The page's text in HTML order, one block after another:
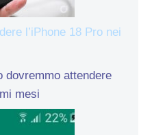
l’iPhone 18 Pro nei
dovremmo attendere
mesi